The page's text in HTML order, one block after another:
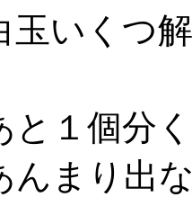
玉いくつ
と１個分
んまり出